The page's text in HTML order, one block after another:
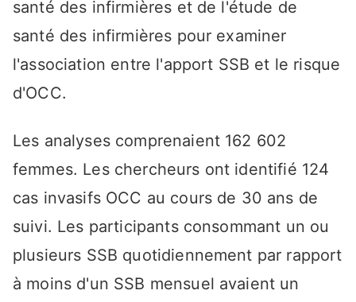
santé des infirmières et de l'étude de
santé des infirmières pour examiner
l'association entre l'apport SSB et le risque
d'OCC.
Les analyses comprenaient 162 602
femmes. Les chercheurs ont identifié 124
cas invasifs OCC au cours de 30 ans de
suivi. Les participants consommant un ou
plusieurs SSB quotidiennement par rapport
à moins d'un SSB mensuel avaient un